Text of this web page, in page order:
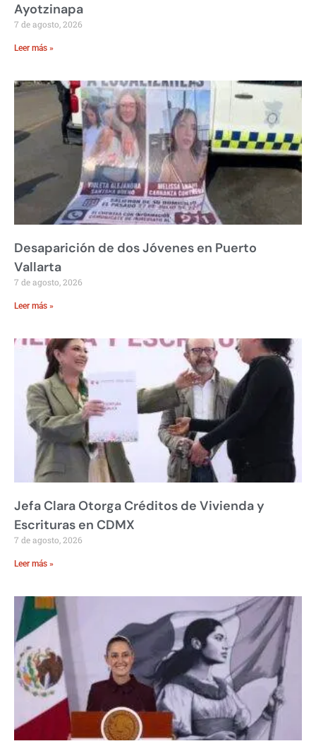
Ayotzinapa
7 de agosto, 2026
Leer más »
Desaparición de dos Jóvenes en Puerto
Vallarta
7 de agosto, 2026
Leer más »
Jefa Clara Otorga Créditos de Vivienda y
Escrituras en CDMX
7 de agosto, 2026
Leer más »